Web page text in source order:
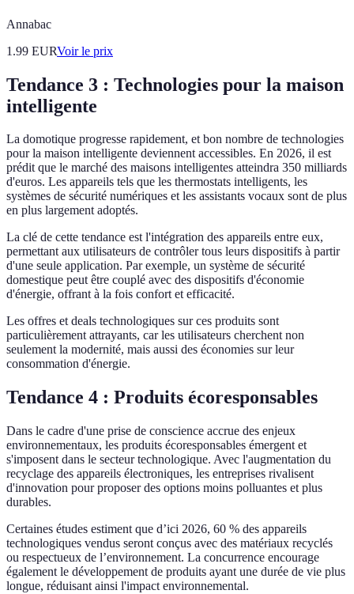
Annabac
1.99 EURVoir le prix
Tendance 3 : Technologies pour la maison
intelligente
La domotique progresse rapidement, et bon nombre de technologies
pour la maison intelligente deviennent accessibles. En 2026, il est
prédit que le marché des maisons intelligentes atteindra 350 milliards
d'euros. Les appareils tels que les thermostats intelligents, les
systèmes de sécurité numériques et les assistants vocaux sont de plus
en plus largement adoptés.
La clé de cette tendance est l'intégration des appareils entre eux,
permettant aux utilisateurs de contrôler tous leurs dispositifs à partir
d'une seule application. Par exemple, un système de sécurité
domestique peut être couplé avec des dispositifs d'économie
d'énergie, offrant à la fois confort et efficacité.
Les offres et deals technologiques sur ces produits sont
particulièrement attrayants, car les utilisateurs cherchent non
seulement la modernité, mais aussi des économies sur leur
consommation d'énergie.
Tendance 4 : Produits écoresponsables
Dans le cadre d'une prise de conscience accrue des enjeux
environnementaux, les produits écoresponsables émergent et
s'imposent dans le secteur technologique. Avec l'augmentation du
recyclage des appareils électroniques, les entreprises rivalisent
d'innovation pour proposer des options moins polluantes et plus
durables.
Certaines études estiment que d’ici 2026, 60 % des appareils
technologiques vendus seront conçus avec des matériaux recyclés
ou respectueux de l’environnement. La concurrence encourage
également le développement de produits ayant une durée de vie plus
longue, réduisant ainsi l'impact environnemental.